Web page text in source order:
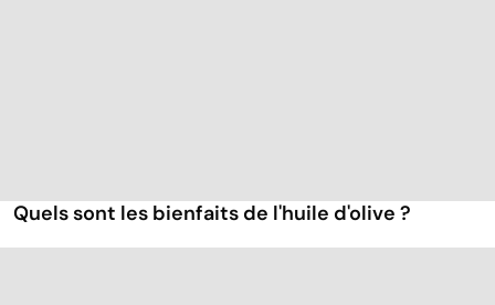
Quels sont les bienfaits de l'huile d'olive ?